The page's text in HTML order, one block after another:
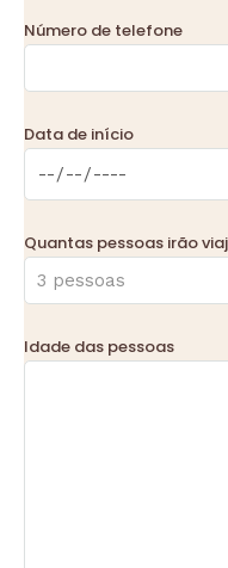
Número de telefone
Data de início
Quantas pessoas irão
Idade das pessoas